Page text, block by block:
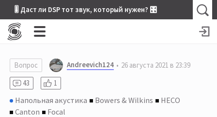
🎚 Даст ли DSP тот звук, который нужен? 🎛
Вопрос Andreevich124
26 августа 2021 в 23:39
43
1
Напольная акустика Bowers & Wilkins
HECO
Canton
Focal